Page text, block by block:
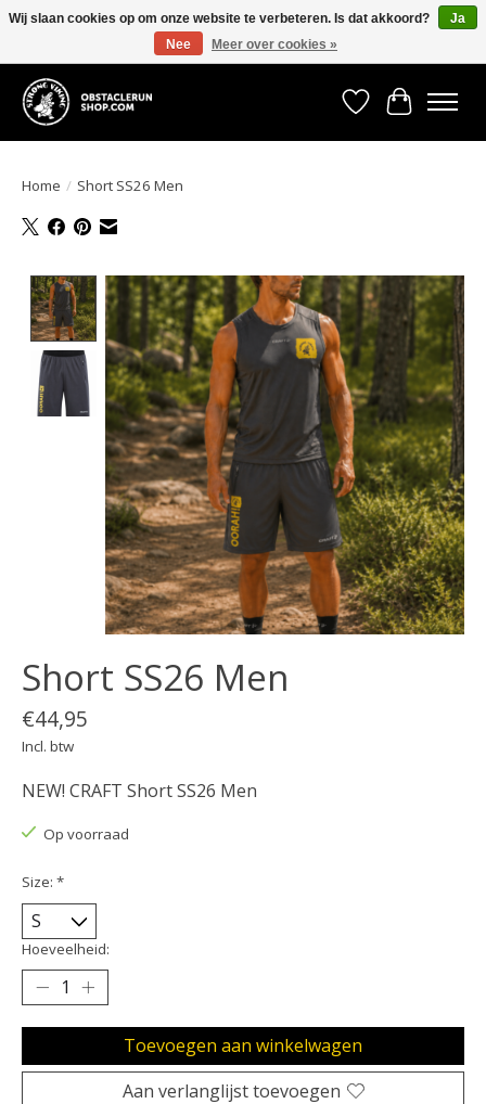
All the gear you need for your Strong Viking Obstacle Run!
Verlanglijst
Home / Short SS26 Men
Product image slideshow Items
Short SS26 Men
€44,95
Incl. btw
NEW! CRAFT Short SS26 Men
Op voorraad
Size: *
Hoeveelheid:
Toevoegen aan winkelwagen
Aan verlanglijst toevoegen
Wij slaan cookies op om onze website te verbeteren. Is dat akkoord?
Ja
Nee
Meer over cookies »